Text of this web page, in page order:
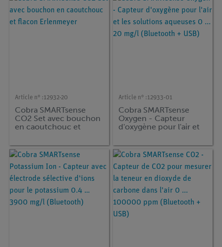
Article n° :12932-20
Cobra SMARTsense
CO2 Set avec bouchon
en caoutchouc et
Article n° :12933-01
Cobra SMARTsense
Oxygen - Capteur
d'oxygène pour l'air et
0 ... 20 mg/l (Bluetooth
+ USB)